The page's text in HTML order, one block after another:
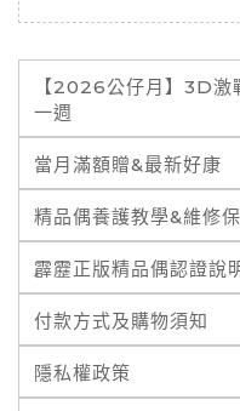
【2026公仔月】3D激
一週
當月滿額贈&最新好康
精品偶養護教學&維修
霹靂正版精品偶認證說
付款方式及購物須知
隱私權政策